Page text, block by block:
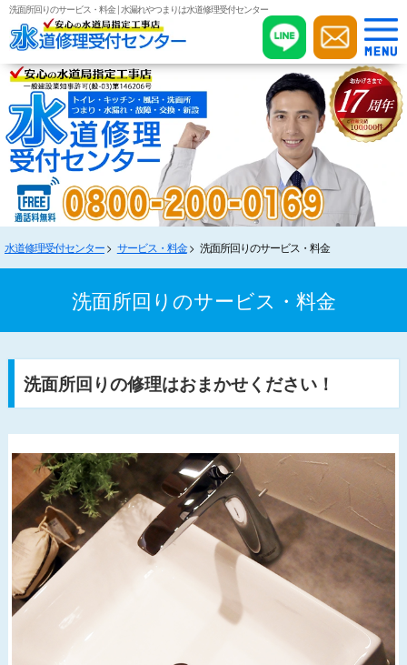
洗面所回りのサービス・料金 | 水漏れやつまりは水道修理受付センター
水道修理受付センター サービス・料金 洗面所回りのサービス・料金
洗面所回りのサービス・料金
洗面所回りの修理はおまかせください！